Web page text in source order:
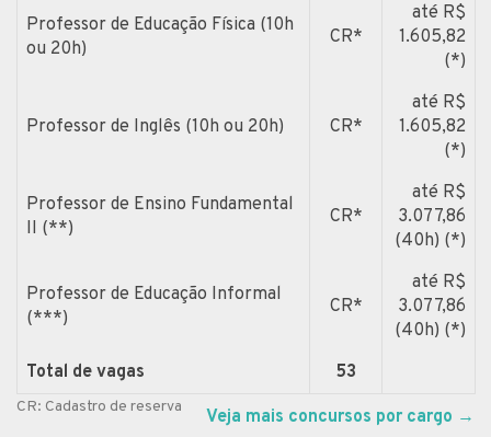
Professor de Educação Física (10h
ou 20h)
CR*
até R$
1.605,82
(*)
Professor de Inglês (10h ou 20h) CR*
até R$
1.605,82
(*)
Professor de Ensino Fundamental
II (**)
CR*
até R$
3.077,86
(40h) (*)
Professor de Educação Informal
(***)
CR*
até R$
3.077,86
(40h) (*)
Total de vagas
53
CR: Cadastro de reserva Veja mais concursos por cargo →